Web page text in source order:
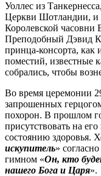
Уоллес из
Церкви Шотландии, и
Королевской часовни
Преподобный Дэвид
принца-консорта, как
поместий, известные
собрались, чтобы
Во время церемонии
запрошенных
похорон. В прошлом
присутствовать на
состоянию здоровья.
искупитель»
гимном «Он, кто
нашего Бога и Царя».